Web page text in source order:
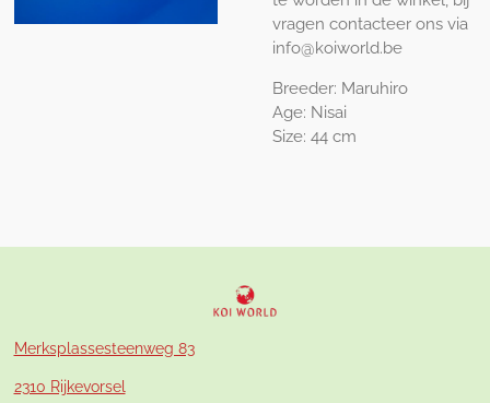
vragen contacteer ons via
info@koiworld.be
Breeder: Maruhiro
Age: Nisai
Size: 44 cm
Merksplassesteenweg 83
2310 Rijkevorsel